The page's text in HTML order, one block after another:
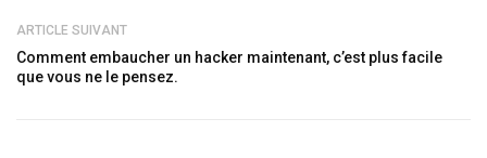
ARTICLE SUIVANT
Comment embaucher un hacker maintenant, c’est plus facile
que vous ne le pensez.